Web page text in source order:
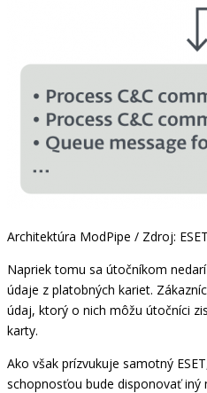
Architektúra ModPipe / Zdroj: ESET
Napriek tomu sa útočníkom
údaje z platobných kariet.
údaj, ktorý o nich môžu útočníci
karty.
Ako však prízvukuje samotný
schopnosťou bude disponovať